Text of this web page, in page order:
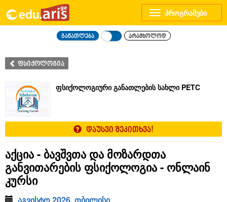
Toggle
navigation
განათლება არამხოლოდ
ფსიქოლოგია
ფსიქოლოგიური განათლების სახლი PETC
დაუსვი შეკითხვა!
აქცია - ბავშვთა და მოზარდთა
განვითარების ფსიქოლოგია - ონლაინ
კურსი